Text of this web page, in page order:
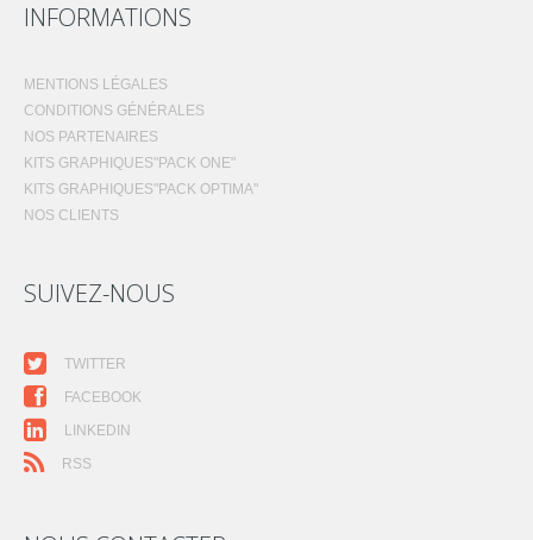
INFORMATIONS
MENTIONS LÉGALES
CONDITIONS GÉNÉRALES
NOS PARTENAIRES
KITS GRAPHIQUES"PACK ONE"
KITS GRAPHIQUES"PACK OPTIMA"
NOS CLIENTS
SUIVEZ-NOUS
TWITTER
FACEBOOK
LINKEDIN
RSS